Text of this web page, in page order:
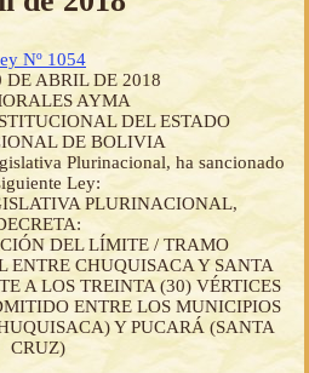
Nº 1054
DE ABRIL DE 2018
AYMA
DEL ESTADO
DE BOLIVIA
Plurinacional, ha sancionado
Ley:
PLURINACIONAL,
DEL LÍMITE / TRAMO
ENTRE CHUQUISACA Y SANTA
A LOS TREINTA (30) VÉRTICES
ENTRE LOS MUNICIPIOS
Y PUCARÁ (SANTA
CRUZ)